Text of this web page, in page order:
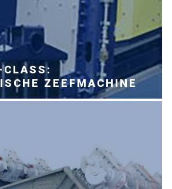
ZEEFMACHINE